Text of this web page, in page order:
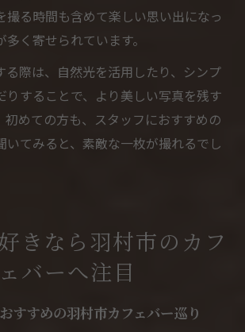
撮る時間も含めて楽しい思い出になっ
く寄せられています。
る際は、自然光を活用したり、シンプ
りすることで、より美しい写真を残す
初めての方も、スタッフにおすすめの
いてみると、素敵な一枚が撮れるでし
きなら羽村市のカフ
ェバーへ注目
すすめの羽村市カフェバー巡り